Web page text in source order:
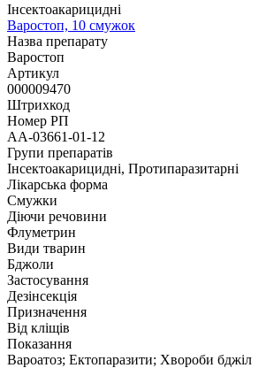
Інсектоакарицидні
Варостоп, 10 смужок
Назва препарату
Варостоп
Артикул
000009470
Штрихкод
Номер РП
AA-03661-01-12
Групи препаратів
Інсектоакарицидні, Протипаразитарні
Лікарська форма
Смужки
Діючи речовини
Флуметрин
Види тварин
Бджоли
Застосування
Дезінсекція
Призначення
Від кліщів
Показання
Вароатоз; Ектопаразити; Хвороби бджіл